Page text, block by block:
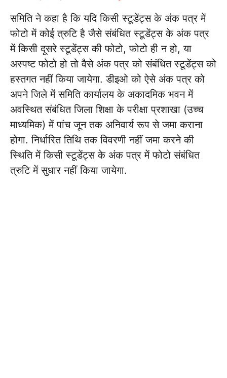
समिति ने कहा है कि यदि किसी स्टूडेंट्स के अंक पत्र में
फोटो में कोई त्रुटि है जैसे संबंधित स्टूडेंट्स के अंक पत्र
में किसी दूसरे स्टूडेंट्स की फोटो, फोटो ही न हो, या
अस्पष्ट फोटो हो तो वैसे अंक पत्र को संबंधित स्टूडेंट्स को
हस्तगत नहीं किया जायेगा. डीइओ को ऐसे अंक पत्र को
अपने जिले में समिति कार्यालय के अकादमिक भवन में
अवस्थित संबंधित जिला शिक्षा के परीक्षा प्रशाखा (उच्च
माध्यमिक) में पांच जून तक अनिवार्य रूप से जमा कराना
होगा. निर्धारित तिथि तक विवरणी नहीं जमा करने की
स्थिति में किसी स्टूडेंट्स के अंक पत्र में फोटो संबंधित
त्रुटि में सुधार नहीं किया जायेगा.